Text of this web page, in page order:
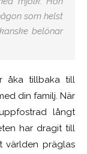
som helst
belönar
åka tillbaka till
din familj. När
långt
har dragit till
världen präglas